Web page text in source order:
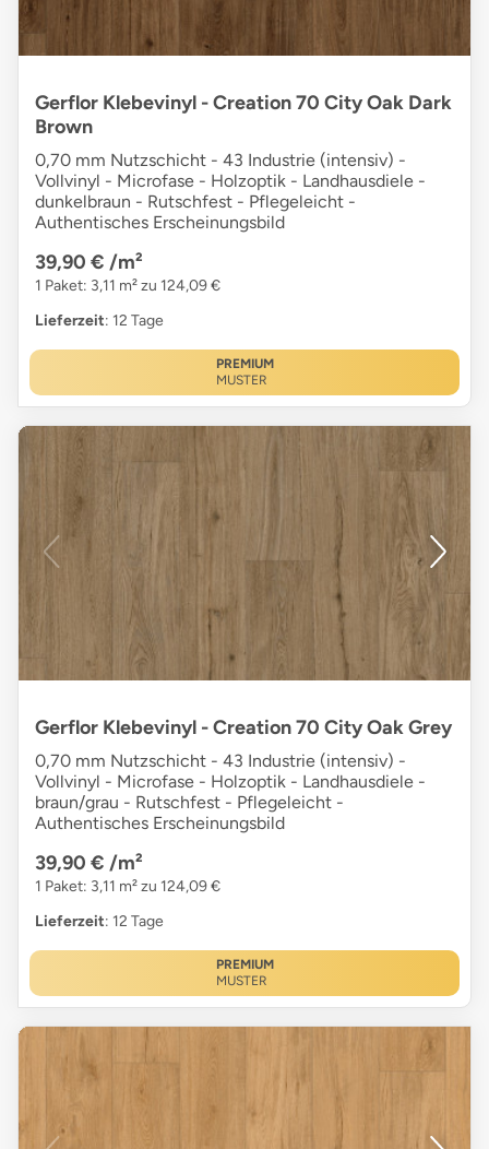
Gerflor Klebevinyl - Creation 70 City Oak Dark
Brown
0,70 mm Nutzschicht - 43 Industrie (intensiv) -
Vollvinyl - Microfase - Holzoptik - Landhausdiele -
dunkelbraun - Rutschfest - Pflegeleicht -
Authentisches Erscheinungsbild
39,90 € /m²
1 Paket: 3,11 m² zu 124,09 €
Lieferzeit: 12 Tage
PREMIUM
MUSTER
Gerflor Klebevinyl - Creation 70 City Oak Grey
0,70 mm Nutzschicht - 43 Industrie (intensiv) -
Vollvinyl - Microfase - Holzoptik - Landhausdiele -
braun/grau - Rutschfest - Pflegeleicht -
Authentisches Erscheinungsbild
39,90 € /m²
1 Paket: 3,11 m² zu 124,09 €
Lieferzeit: 12 Tage
PREMIUM
MUSTER